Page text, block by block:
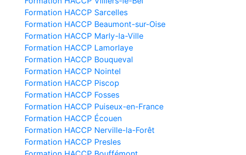
Formation HACCP Sarcelles
Formation HACCP Beaumont-sur-Oise
Formation HACCP Marly-la-Ville
Formation HACCP Lamorlaye
Formation HACCP Bouqueval
Formation HACCP Nointel
Formation HACCP Piscop
Formation HACCP Fosses
Formation HACCP Puiseux-en-France
Formation HACCP Écouen
Formation HACCP Nerville-la-Forêt
Formation HACCP Presles